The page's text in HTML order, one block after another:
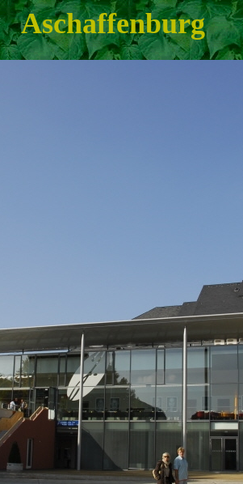
Aschaffenburg